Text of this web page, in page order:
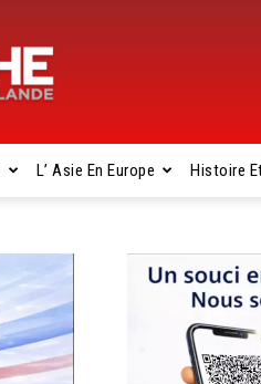
L’ Asie En Europe Histoire